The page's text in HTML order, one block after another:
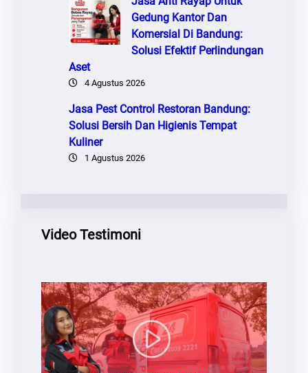
Gedung Kantor Dan
Komersial Di Bandung:
Solusi Efektif Perlindungan
Aset
4 Agustus 2026
Jasa Pest Control Restoran Bandung:
Solusi Bersih Dan Higienis Tempat
Kuliner
1 Agustus 2026
Video Testimoni